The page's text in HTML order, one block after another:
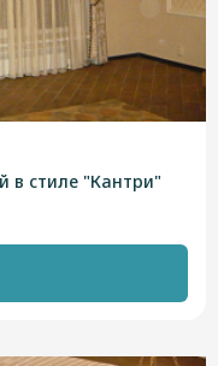
в стиле "Кантри"